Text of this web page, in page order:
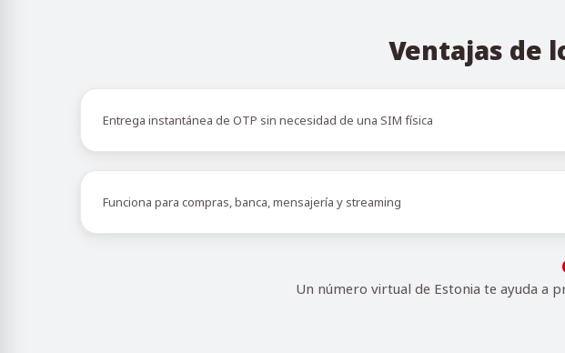
Ventajas de
Entrega instantánea de OTP sin necesidad de una SIM física
Funciona para compras, banca, mensajería y streaming
Un número virtual de Estonia te ayuda a